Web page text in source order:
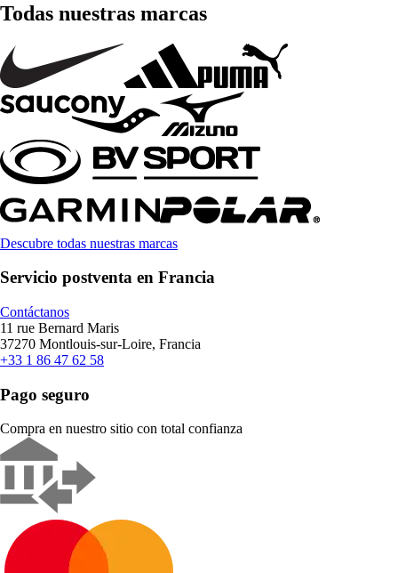
Todas nuestras marcas
Descubre todas nuestras marcas
Servicio postventa en Francia
Contáctanos
11 rue Bernard Maris
37270 Montlouis-sur-Loire, Francia
+33 1 86 47 62 58
Pago seguro
Compra en nuestro sitio con total confianza